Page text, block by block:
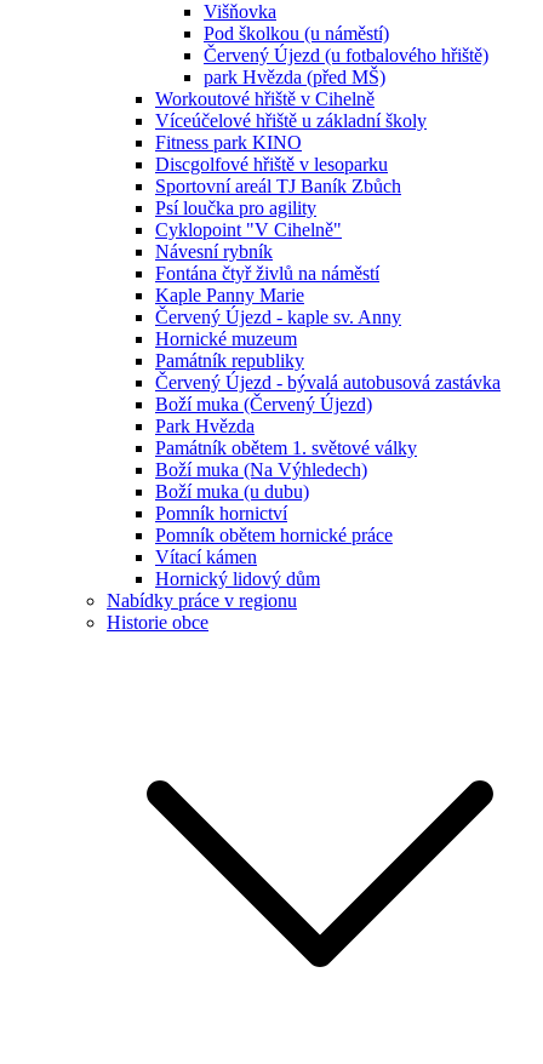
Višňovka
Pod školkou (u náměstí)
Červený Újezd (u fotbalového hřiště)
park Hvězda (před MŠ)
Workoutové hřiště v Cihelně
Víceúčelové hřiště u základní školy
Fitness park KINO
Discgolfové hřiště v lesoparku
Sportovní areál TJ Baník Zbůch
Psí loučka pro agility
Cyklopoint "V Cihelně"
Návesní rybník
Fontána čtyř živlů na náměstí
Kaple Panny Marie
Červený Újezd - kaple sv. Anny
Hornické muzeum
Památník republiky
Červený Újezd - bývalá autobusová zastávka
Boží muka (Červený Újezd)
Park Hvězda
Památník obětem 1. světové války
Boží muka (Na Výhledech)
Boží muka (u dubu)
Pomník hornictví
Pomník obětem hornické práce
Vítací kámen
Hornický lidový dům
Nabídky práce v regionu
Historie obce